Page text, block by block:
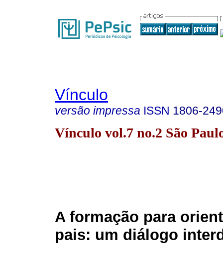
Vínculo
versão impressa ISSN 1806-
Vínculo vol.7 no.2 São
A formação para
pais: um diálogo